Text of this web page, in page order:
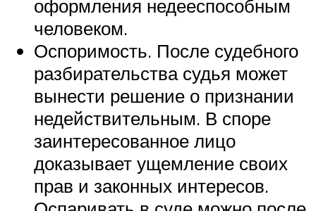
оформления недееспособным
человеком.
Оспоримость. После судебного
разбирательства судья может
вынести решение о признании
недействительным. В споре
заинтересованное лицо
доказывает ущемление своих
прав и законных интересов.